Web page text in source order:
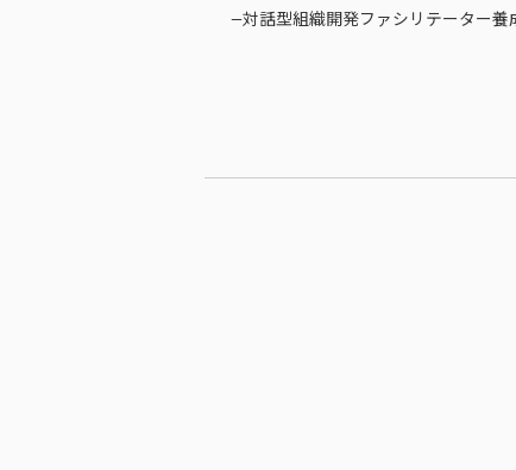
—対話型組織開発ファシリテーター養